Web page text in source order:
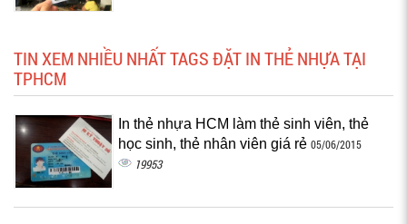
TIN XEM NHIỀU NHẤT TAGS ĐẶT IN THẺ NHỰA TẠI
TPHCM
In thẻ nhựa HCM làm thẻ sinh viên, thẻ
học sinh, thẻ nhân viên giá rẻ 05/06/2015
19953